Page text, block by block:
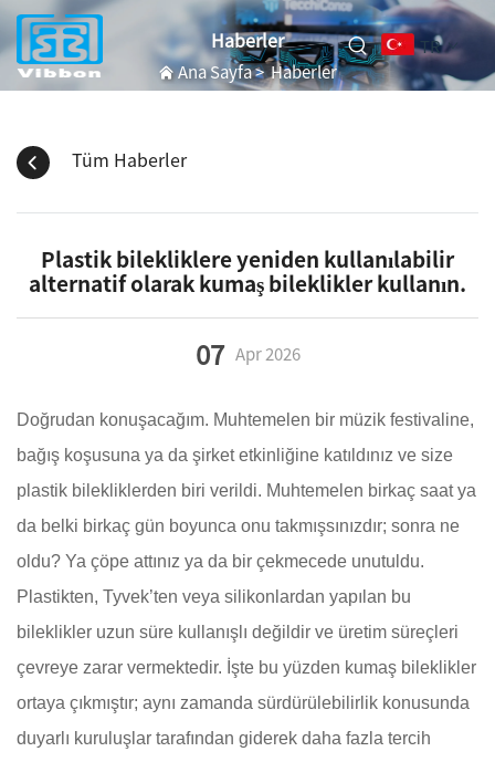
TR
Haberler
Ana Sayfa>Haberler
Tüm Haberler
Plastik bilekliklere yeniden kullanılabilir
alternatif olarak kumaş bileklikler kullanın.
07 Apr2026
Doğrudan konuşacağım. Muhtemelen bir müzik festivaline,
bağış koşusuna ya da şirket etkinliğine katıldınız ve size
plastik bilekliklerden biri verildi. Muhtemelen birkaç saat ya
da belki birkaç gün boyunca onu takmışsınızdır; sonra ne
oldu? Ya çöpe attınız ya da bir çekmecede unutuldu.
Plastikten, Tyvek’ten veya silikonlardan yapılan bu
bileklikler uzun süre kullanışlı değildir ve üretim süreçleri
çevreye zarar vermektedir. İşte bu yüzden kumaş bileklikler
ortaya çıkmıştır; aynı zamanda sürdürülebilirlik konusunda
duyarlı kuruluşlar tarafından giderek daha fazla tercih